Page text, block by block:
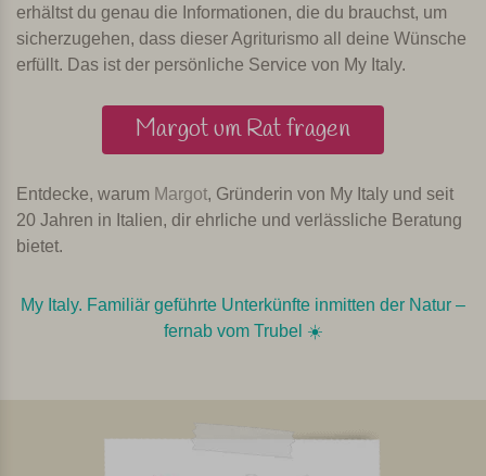
erhältst du genau die Informationen, die du brauchst, um
sicherzugehen, dass dieser Agriturismo all deine Wünsche
erfüllt. Das ist der persönliche Service von My Italy.
Margot um Rat fragen
Entdecke, warum Margot, Gründerin von My Italy und seit
20 Jahren in Italien, dir ehrliche und verlässliche Beratung
bietet.
My Italy. Familiär geführte Unterkünfte inmitten der Natur –
fernab vom Trubel ☀️️️